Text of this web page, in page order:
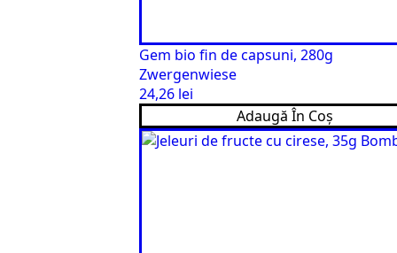
Gem bio fin de capsuni, 280g
Zwergenwiese
24,26 lei
Adaugă În Coș